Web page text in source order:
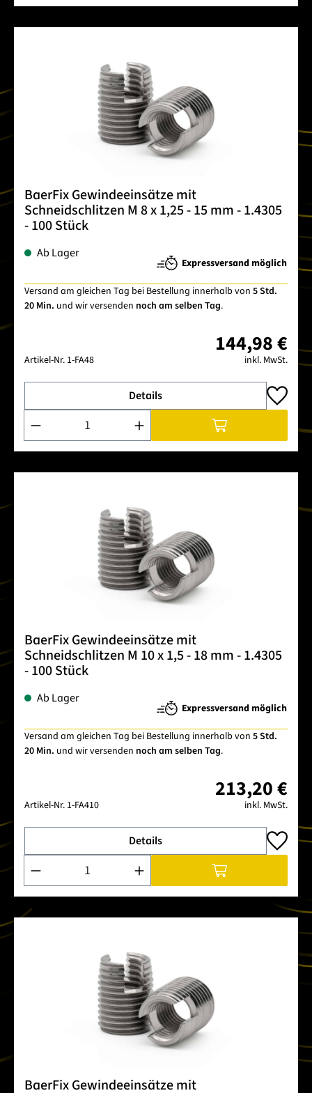
BaerFix Gewindeeinsätze mit
Schneidschlitzen M 8 x 1,25 - 15 mm - 1.4305
- 100 Stück
Ab Lager
Expressversand möglich
Versand am gleichen Tag bei Bestellung innerhalb von 5 Std.
20 Min. und wir versenden noch am selben Tag.
Artikel-Nr. 1-FA48
144,98 €
inkl. MwSt.
Details
Produkt Anzahl: Gib den gewünschten Wert ein oder
BaerFix Gewindeeinsätze mit
Schneidschlitzen M 10 x 1,5 - 18 mm - 1.4305
- 100 Stück
Ab Lager
Expressversand möglich
Versand am gleichen Tag bei Bestellung innerhalb von 5 Std.
20 Min. und wir versenden noch am selben Tag.
Artikel-Nr. 1-FA410
213,20 €
inkl. MwSt.
Details
Produkt Anzahl: Gib den gewünschten Wert ein oder
BaerFix Gewindeeinsätze mit